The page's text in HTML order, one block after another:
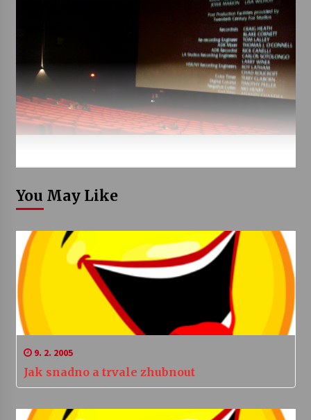
You May Like
9. 2. 2005
Jak snadno a trvale zhubnout